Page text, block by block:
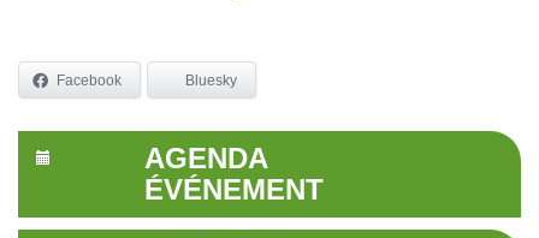
Facebook Bluesky
AGENDA
ÉVÉNEMENT